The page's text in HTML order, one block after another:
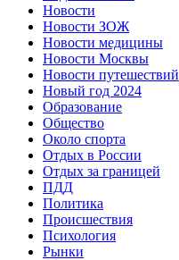
Новости
Новости ЗОЖ
Новости медицины
Новости Москвы
Новости путешествий
Новый год 2024
Образование
Общество
Около спорта
Отдых в России
Отдых за границей
ПДД
Политика
Происшествия
Психология
Рынки